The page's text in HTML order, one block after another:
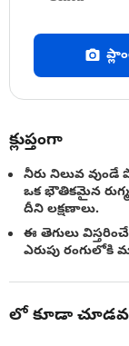
క్లుప్తంగా
నీరు నిలువ
ఒక భౌతికమైన
దీని లక్షణాలు.
ఈ తెగులు
ఎరుపు
లో కూడా